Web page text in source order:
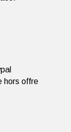
hors offre